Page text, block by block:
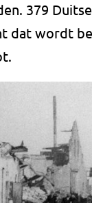
379
dat wordt